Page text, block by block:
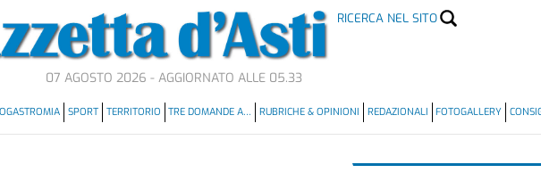
RICERCA NEL SITO
07 AGOSTO 2026 - AGGIORNATO ALLE 05.33
SPORT TERRITORIO TRE DOMANDE A… RUBRICHE & OPINIONI REDAZIONALI FOTOGALLERY